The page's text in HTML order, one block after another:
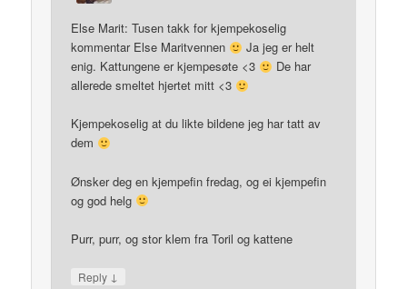
Else Marit: Tusen takk for kjempekoselig
kommentar Else Maritvennen
Ja jeg er helt
enig. Kattungene er kjempesøte <3
De har
allerede smeltet hjertet mitt <3
Kjempekoselig at du likte bildene jeg har tatt av
dem
Ønsker deg en kjempefin fredag, og ei kjempefin
og god helg
Purr, purr, og stor klem fra Toril og kattene
Reply ↓